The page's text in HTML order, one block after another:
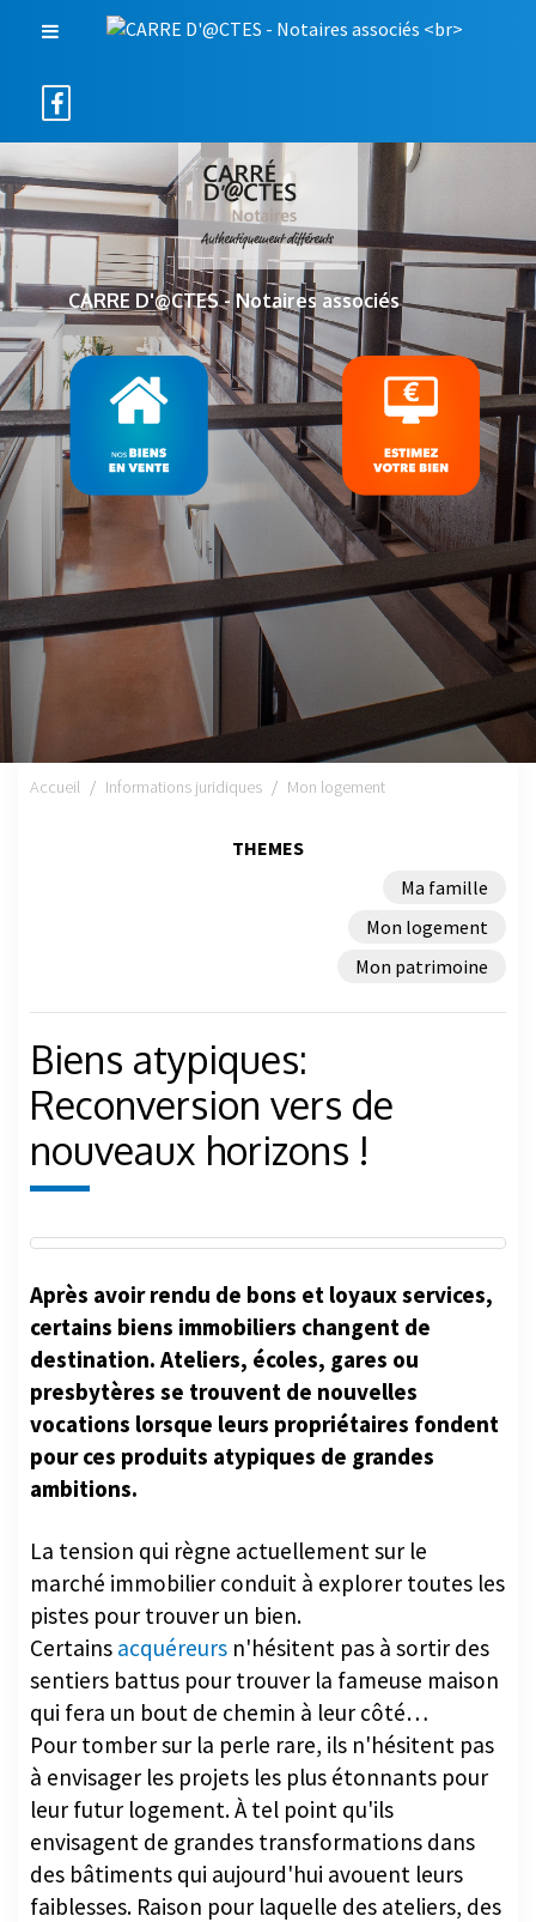
CARRE D'@CTES - Notaires associés
Accueil Informations juridiques Mon logement
THEMES
Ma famille
Mon logement
Mon patrimoine
Biens atypiques:
Reconversion vers de
nouveaux horizons !
Après avoir rendu de bons et loyaux services,
certains biens immobiliers changent de
destination. Ateliers, écoles, gares ou
presbytères se trouvent de nouvelles
vocations lorsque leurs propriétaires fondent
pour ces produits atypiques de grandes
ambitions.
La tension qui règne actuellement sur le
marché immobilier conduit à explorer toutes les
pistes pour trouver un bien.
Certains acquéreurs n'hésitent pas à sortir des
sentiers battus pour trouver la fameuse maison
qui fera un bout de chemin à leur côté…
Pour tomber sur la perle rare, ils n'hésitent pas
à envisager les projets les plus étonnants pour
leur futur logement. À tel point qu'ils
envisagent de grandes transformations dans
des bâtiments qui aujourd'hui avouent leurs
faiblesses. Raison pour laquelle des ateliers, des